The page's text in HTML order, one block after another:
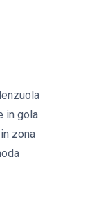
in gola
zona